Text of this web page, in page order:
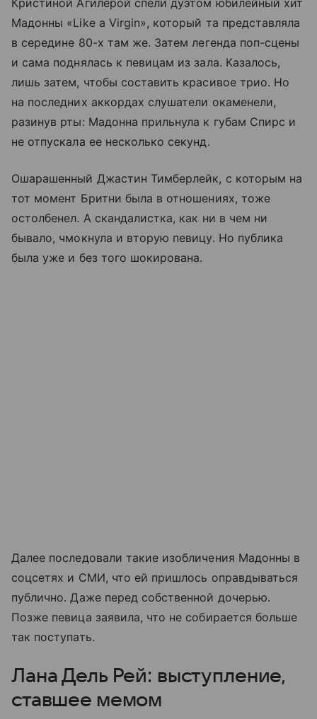
Кристиной Агилерой спели дуэтом юбилейный хит
Мадонны «Like a Virgin», который та представляла
в середине 80-х там же. Затем легенда поп-сцены
и сама поднялась к певицам из зала. Казалось,
лишь затем, чтобы составить красивое трио. Но
на последних аккордах слушатели окаменели,
разинув рты: Мадонна прильнула к губам Спирс и
не отпускала ее несколько секунд.
Ошарашенный Джастин Тимберлейк, с которым на
тот момент Бритни была в отношениях, тоже
остолбенел. А скандалистка, как ни в чем ни
бывало, чмокнула и вторую певицу. Но публика
была уже и без того шокирована.
Далее последовали такие изобличения Мадонны в
соцсетях и СМИ, что ей пришлось оправдываться
публично. Даже перед собственной дочерью.
Позже певица заявила, что не собирается больше
так поступать.
Лана Дель Рей: выступление,
ставшее мемом